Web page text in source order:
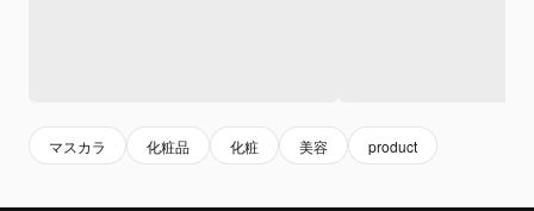
マスカラ 化粧品 化粧 美容 product